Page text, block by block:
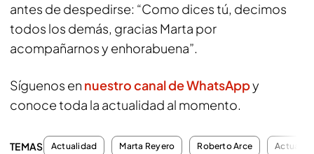
antes de despedirse: “Como dices tú, decimos
todos los demás, gracias Marta por
acompañarnos y enhorabuena”.
Síguenos en nuestro canal de WhatsAppy
conoce toda la actualidad al momento.
TEMAS Actualidad Marta Reyero Roberto Arce